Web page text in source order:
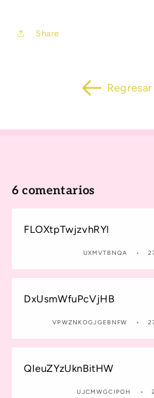
Share
6 comentarios
FLOXtpTwjzvhRYl
UXMVTBNQA
DxUsmWfuPcVjHB
VPWZNKOGJGEBNFW
QIeuZYzUknBitHW
UJCMWGCIPOH